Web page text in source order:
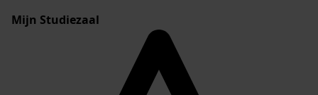
Mijn Studiezaal